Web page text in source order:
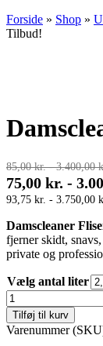
Forside » Shop »
Tilbud!
85,00kr.-3.400,00
75,00 kr. -
93,75 kr. - 3.750,00
Damscleaner
fjerner skidt,
private og
Vælg antal liter
Damscleaner
Fliserens
(Koncentreret)
antal
Tilføj til kurv
Varenummer